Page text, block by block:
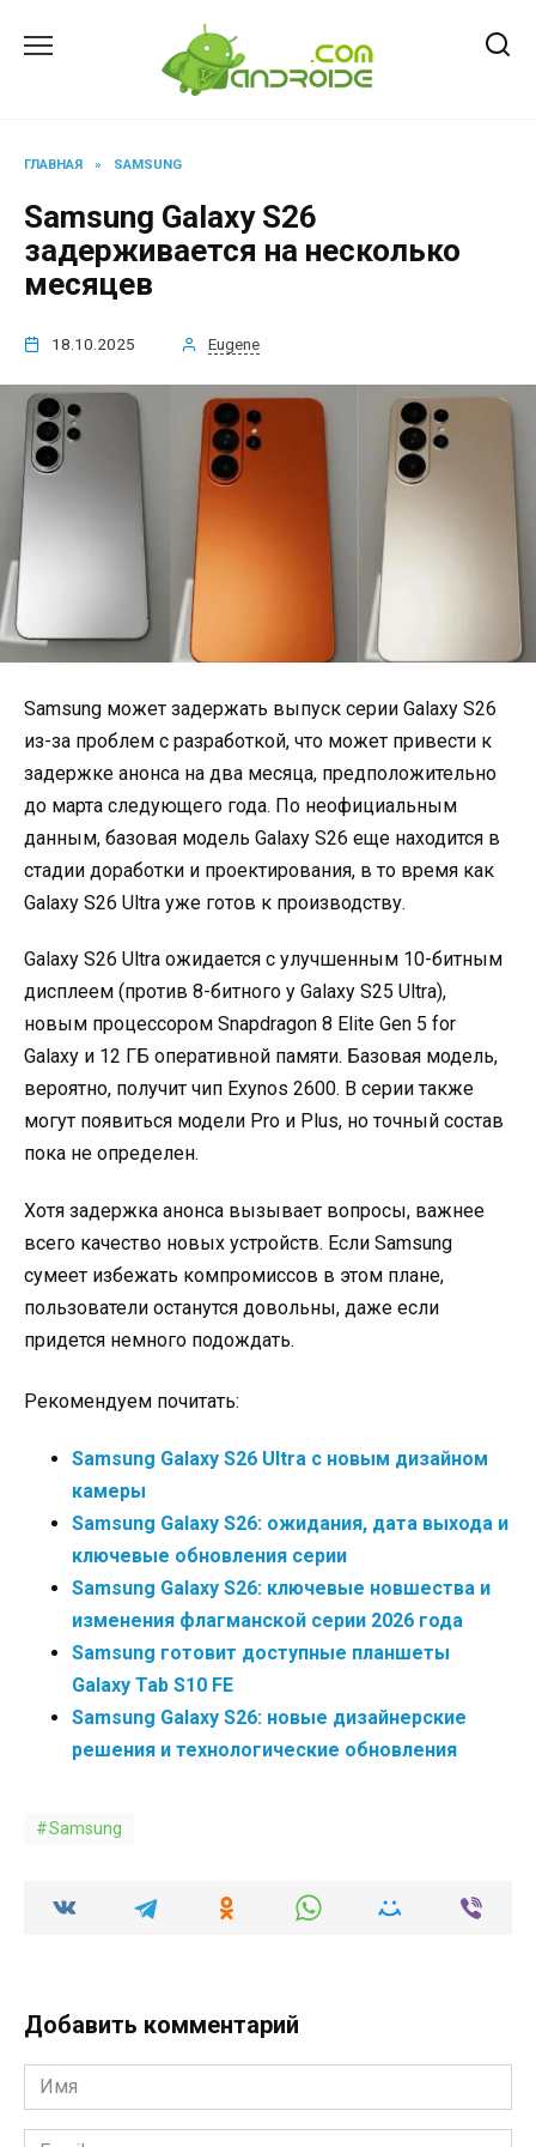
ГЛАВНАЯ » SAMSUNG
Samsung Galaxy S26
задерживается на несколько
месяцев
18.10.2025 Eugene
Samsung может задержать выпуск серии Galaxy S26
из-за проблем с разработкой, что может привести к
задержке анонса на два месяца, предположительно
до марта следующего года. По неофициальным
данным, базовая модель Galaxy S26 еще находится в
стадии доработки и проектирования, в то время как
Galaxy S26 Ultra уже готов к производству.
Galaxy S26 Ultra ожидается с улучшенным 10-битным
дисплеем (против 8-битного у Galaxy S25 Ultra),
новым процессором Snapdragon 8 Elite Gen 5 for
Galaxy и 12 ГБ оперативной памяти. Базовая модель,
вероятно, получит чип Exynos 2600. В серии также
могут появиться модели Pro и Plus, но точный состав
пока не определен.
Хотя задержка анонса вызывает вопросы, важнее
всего качество новых устройств. Если Samsung
сумеет избежать компромиссов в этом плане,
пользователи останутся довольны, даже если
придется немного подождать.
Рекомендуем почитать:
Samsung Galaxy S26 Ultra с новым дизайном
камеры
Samsung Galaxy S26: ожидания, дата выхода и
ключевые обновления серии
Samsung Galaxy S26: ключевые новшества и
изменения флагманской серии 2026 года
Samsung готовит доступные планшеты
Galaxy Tab S10 FE
Samsung Galaxy S26: новые дизайнерские
решения и технологические обновления
Samsung
Добавить комментарий
Имя
*
Email